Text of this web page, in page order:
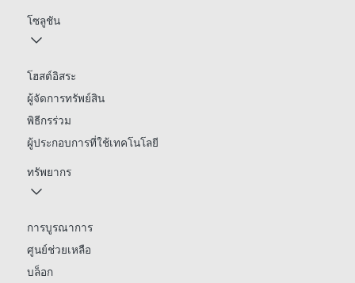
โซลูชัน
โฮสต์อิสระ
ผู้จัดการทรัพย์สิน
พิธีกรร่วม
ผู้ประกอบการที่ใช้เทคโนโลยี
ทรัพยากร
การบูรณาการ
ศูนย์ช่วยเหลือ
บล็อก